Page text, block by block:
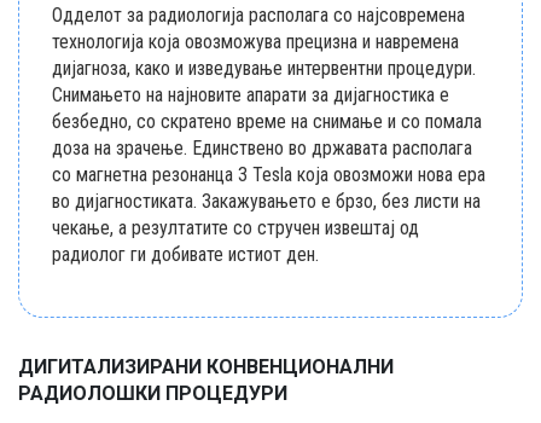
Одделот за радиологија располага со најсовремена
технологија која овозможува прецизна и навремена
дијагноза, како и изведување интервентни процедури.
Снимањето на најновите апарати за дијагностика е
безбедно, со скратено време на снимање и со помала
доза на зрачење. Единствено во државата располага
со магнетна резонанца 3 Tesla која овозможи нова ера
во дијагностиката. Закажувањето е брзо, без листи на
чекање, а резултатите со стручен извештај од
радиолог ги добивате истиот ден.
ДИГИТАЛИЗИРАНИ КОНВЕНЦИОНАЛНИ
РАДИОЛОШКИ ПРОЦЕДУРИ